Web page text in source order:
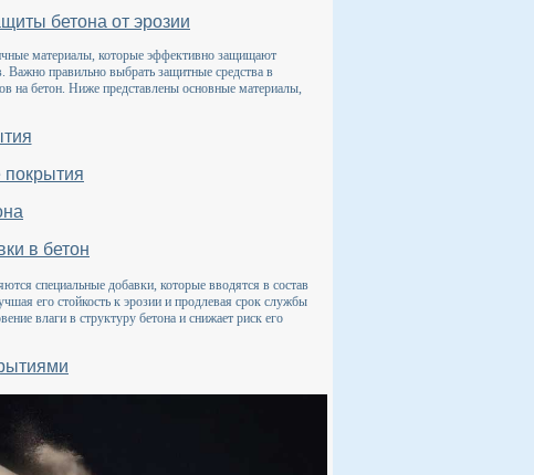
бетона от эрозии
материалы, которые эффективно защищают
Важно правильно выбрать защитные средства в
на бетон. Ниже представлены основные материалы,
в бетон
специальные добавки, которые вводятся в состав
его стойкость к эрозии и продлевая срок службы
влаги в структуру бетона и снижает риск его